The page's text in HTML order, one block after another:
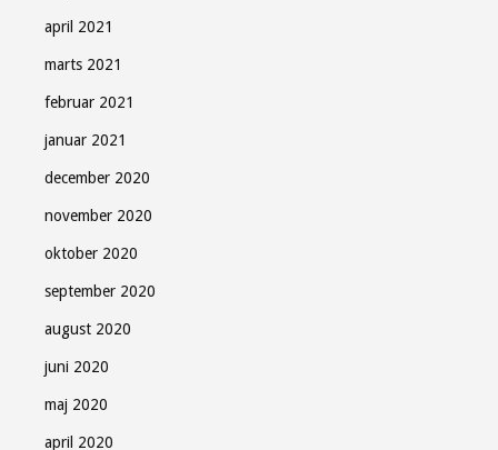
april 2021
marts 2021
februar 2021
januar 2021
december 2020
november 2020
oktober 2020
september 2020
august 2020
juni 2020
maj 2020
april 2020